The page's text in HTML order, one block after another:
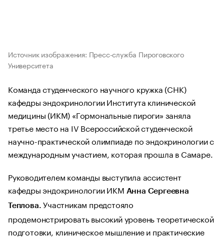
Источник изображения: Пресс-служба Пироговского
Университета
Команда студенческого научного кружка (СНК)
кафедры эндокринологии Института клинической
медицины (ИКМ) «Гормональные пироги» заняла
третье место на IV Всероссийской студенческой
научно-практической олимпиаде по эндокринологии с
международным участием, которая прошла в Самаре.
Руководителем команды выступила ассистент
кафедры эндокринологии ИКМ Анна Сергеевна
Теплова.Участникам предстояло
продемонстрировать высокий уровень теоретической
подготовки, клиническое мышление и практические